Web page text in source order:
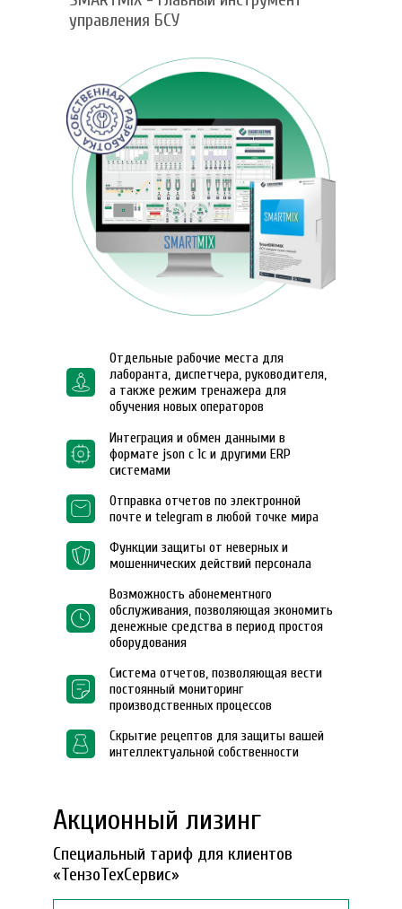
управления БСУ
Интеграция и обмен данными в
формате json с 1с и другими ERP
системами
Отправка отчетов по электронной
почте и telegram в любой точке мира
Функции защиты от неверных и
мошеннических действий персонала
Отдельные рабочие места для
лаборанта, диспетчера, руководителя,
а также режим тренажера для
обучения новых операторов
Возможность абонементного
обслуживания, позволяющая экономить
денежные средства в период простоя
оборудования
Система отчетов, позволяющая вести
постоянный мониторинг
производственных процессов
Скрытие рецептов для защиты вашей
интеллектуальной собственности
Акционный лизинг
Специальный тариф для клиентов
«ТензоТехСервис»